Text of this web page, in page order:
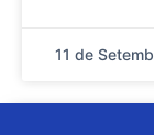
11 de